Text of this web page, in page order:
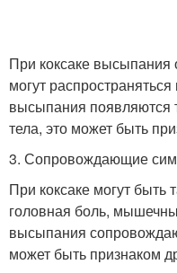
При коксаке
могут
высыпания появляются
тела, это может быть
3. Сопровождающие
При коксаке могут быть
головная боль,
высыпания
может быть признаком